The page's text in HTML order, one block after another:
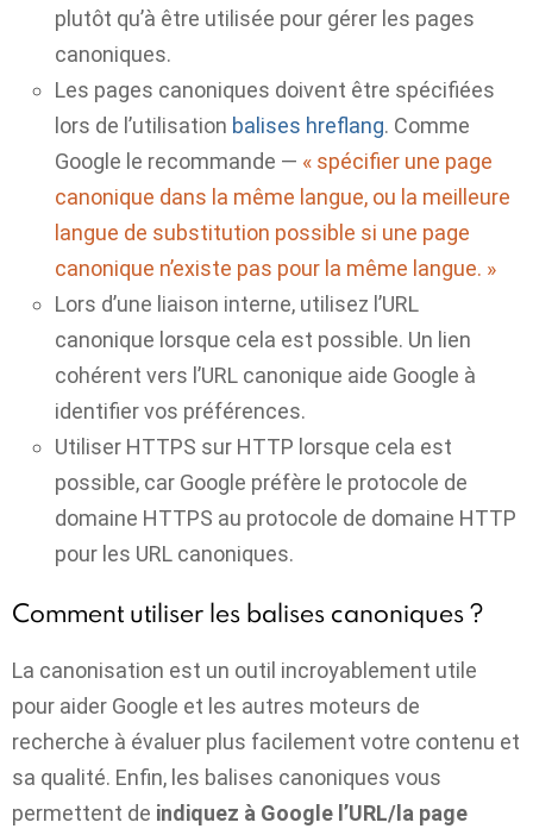
plutôt qu’à être utilisée pour gérer les pages
canoniques.
Les pages canoniques doivent être spécifiées
lors de l’utilisation balises hreflang. Comme
Google le recommande — « spécifier une page
canonique dans la même langue, ou la meilleure
langue de substitution possible si une page
canonique n’existe pas pour la même langue. »
Lors d’une liaison interne, utilisez l’URL
canonique lorsque cela est possible. Un lien
cohérent vers l’URL canonique aide Google à
identifier vos préférences.
Utiliser HTTPS sur HTTP lorsque cela est
possible, car Google préfère le protocole de
domaine HTTPS au protocole de domaine HTTP
pour les URL canoniques.
Comment utiliser les balises canoniques ?
La canonisation est un outil incroyablement utile
pour aider Google et les autres moteurs de
recherche à évaluer plus facilement votre contenu et
sa qualité. Enfin, les balises canoniques vous
permettent de indiquez à Google l’URL/la page